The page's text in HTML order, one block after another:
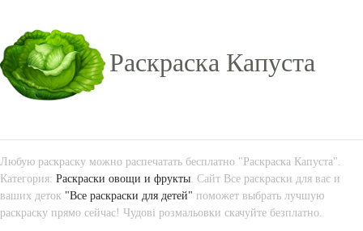
Раскраска Капуста
Любую раскраску можно распечатать бесплатно "Раскраска Капуста".
Категория: Раскраски овощи и фрукты . Сайт Все раскраски для вас и
ваших деток "Все раскраски для детей" поможет выбрать лучшую
раскраску прямо сейчас! Чудові розмальовки скачуйте безплатно.